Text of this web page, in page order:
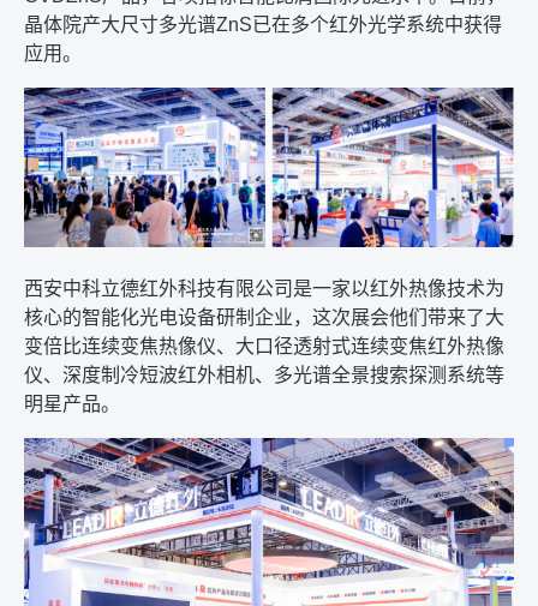
晶体院产大尺寸多光谱ZnS已在多个红外光学系统中获得
应用。
西安中科立德红外科技有限公司是一家以红外热像技术为
核心的智能化光电设备研制企业，这次展会他们带来了大
变倍比连续变焦热像仪、大口径透射式连续变焦红外热像
仪、深度制冷短波红外相机、多光谱全景搜索探测系统等
明星产品。